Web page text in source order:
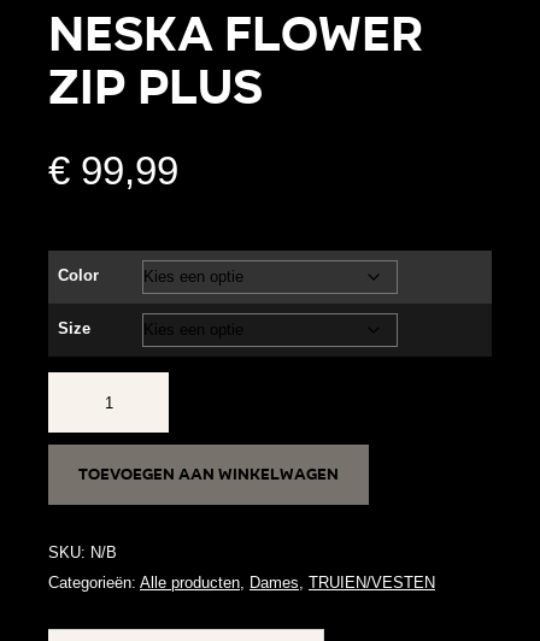
NESKA FLOWER
ZIP PLUS
€ 99,99
Color
Size
ZIP
PLUS
aantal
Toevoegen aan winkelwagen
SKU: N/B
Categorieën: Alle producten Dames TRUIEN/VESTEN